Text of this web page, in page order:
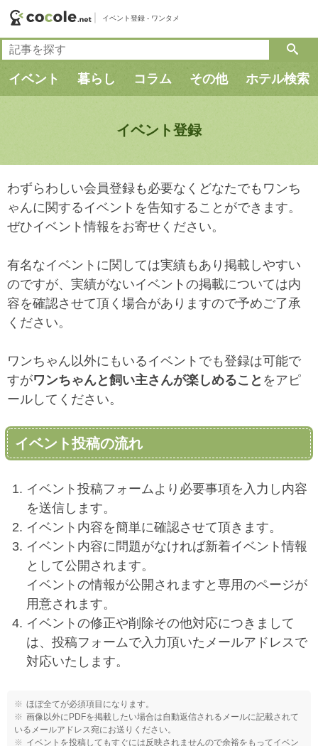
イベント登録 - ワンタメ
検
索:
イベント 暮らし コラム その他 ホテル検索
イベント登録
わずらわしい会員登録も必要なくどなたでもワンち
ゃんに関するイベントを告知することができます。
ぜひイベント情報をお寄せください。
有名なイベントに関しては実績もあり掲載しやすい
のですが、実績がないイベントの掲載については内
容を確認させて頂く場合がありますので予めご了承
ください。
ワンちゃん以外にもいるイベントでも登録は可能で
すがワンちゃんと飼い主さんが楽しめること をアピ
ールしてください。
イベント投稿の流れ
イベント投稿フォームより必要事項を入力し内容
を送信します。
イベント内容を簡単に確認させて頂きます。
イベント内容に問題がなければ新着イベント情報
として公開されます。
イベントの情報が公開されますと専用のページが
用意されます。
イベントの修正や削除その他対応につきまして
は、投稿フォームで入力頂いたメールアドレスで
対応いたします。
ほぼ全てが必須項目になります。
画像以外にPDFを掲載したい場合は自動返信されるメールに記載されて
いるメールアドレス宛にお送りください。
イベントを投稿してもすぐには反映されませんので余裕をもってイベン